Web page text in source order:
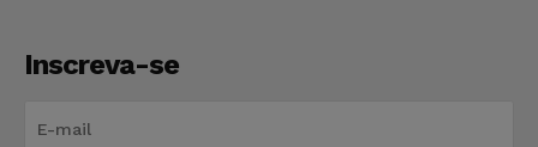
Inscreva-se